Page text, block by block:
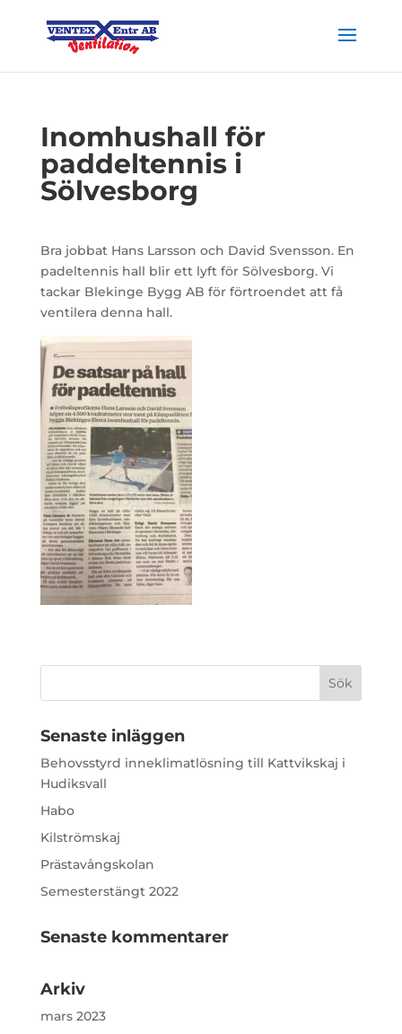
Inomhushall för
paddeltennis i
Sölvesborg
Bra jobbat Hans Larsson och David Svensson. En
padeltennis hall blir ett lyft för Sölvesborg. Vi
tackar Blekinge Bygg AB för förtroendet att få
ventilera denna hall.
Senaste inläggen
Behovsstyrd inneklimatlösning till Kattvikskaj i
Hudiksvall
Habo
Kilströmskaj
Prästavångskolan
Semesterstängt 2022
Senaste kommentarer
Arkiv
mars 2023